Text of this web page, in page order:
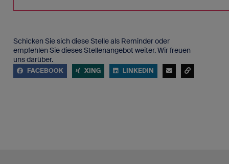
Schicken Sie sich diese Stelle als Reminder oder
empfehlen Sie dieses Stellenangebot weiter. Wir freuen
uns darüber.
FACEBOOK XING LINKEDIN